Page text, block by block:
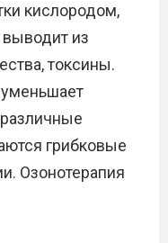
кислородом,
из
токсины.
уменьшает
грибковые
Озонотерапия